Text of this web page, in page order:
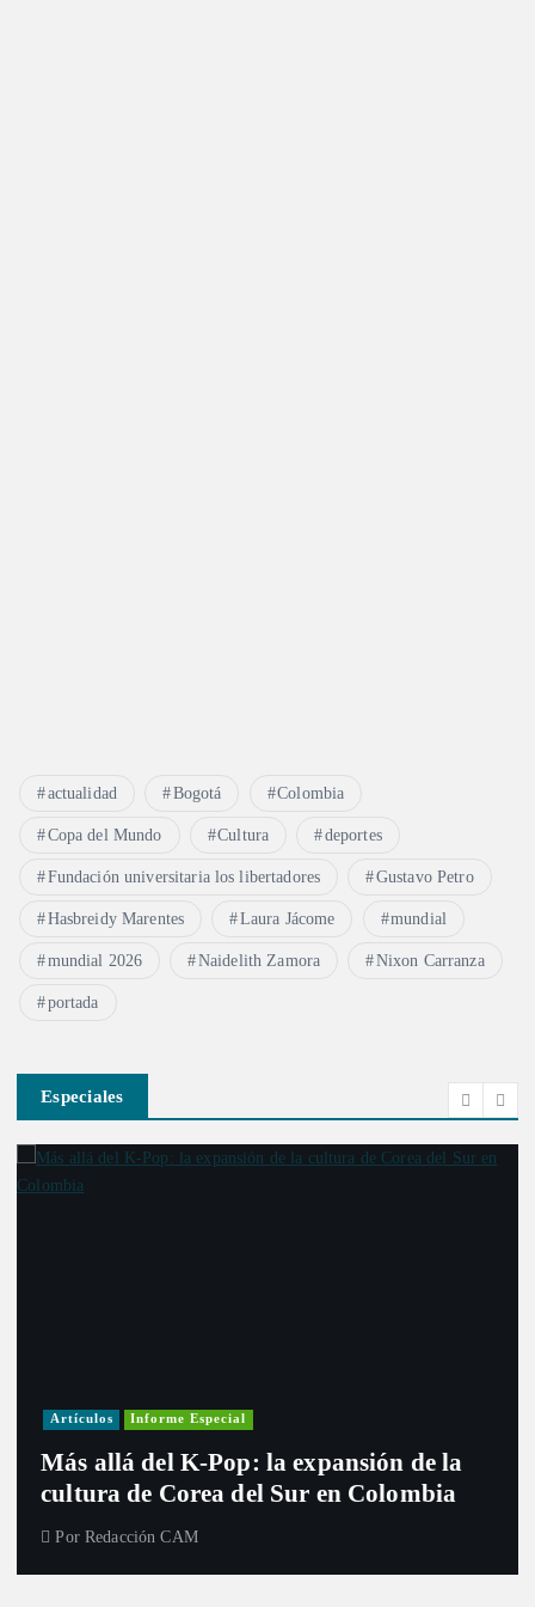
s
actualidad Bogotá Colombia
Copa del Mundo Cultura deportes
Fundación universitaria los libertadores Gustavo Petro
Hasbreidy Marentes Laura Jácome mundial
mundial 2026 Naidelith Zamora Nixon Carranza
portada
Especiales
Artículos Informe Especial
Más allá del K-Pop: la expansión de la
cultura de Corea del Sur en Colombia
Por Redacción CAM